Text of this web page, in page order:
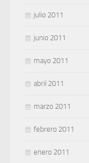
julio 2011
junio 2011
mayo 2011
abril 2011
marzo 2011
febrero 2011
enero 2011